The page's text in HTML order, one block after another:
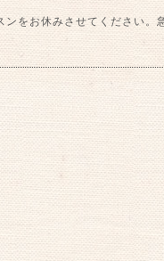
をお休みさせてください。